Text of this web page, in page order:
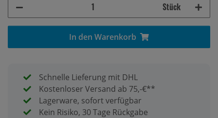
Stück
In den Warenkorb
Schnelle Lieferung mit DHL
Kostenloser Versand ab 75,-€**
Lagerware, sofort verfügbar
Kein Risiko, 30 Tage Rückgabe